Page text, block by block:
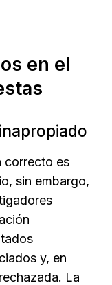
en el
correcto es
sin embargo,
y, en
La